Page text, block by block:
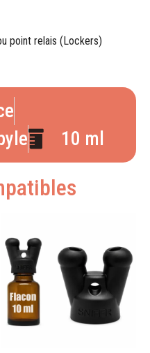
point relais (Lockers)
10 ml